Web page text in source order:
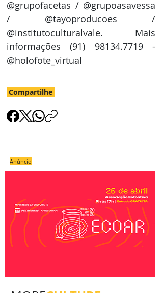
@grupofacetas / @grupoasavessa
/ @tayoproducoes /
@institutoculturalvale. Mais
informações (91) 98134.7719 -
@holofote_virtual
Compartilhe
Anúncio